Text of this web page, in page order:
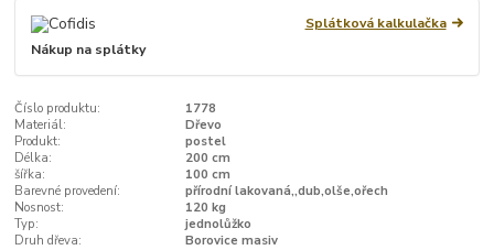
Splátková kalkulačka
Nákup na splátky
Číslo produktu:
1778
Materiál:
Dřevo
Produkt:
postel
Délka:
200 cm
šířka:
100 cm
Barevné provedení:
přírodní lakovaná,,dub,olše,ořech
Nosnost:
120 kg
Typ:
jednolůžko
Druh dřeva:
Borovice masiv